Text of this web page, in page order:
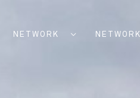
NETWORK NETWORK